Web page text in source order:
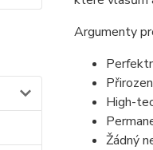
Argumenty
High-
Žádný